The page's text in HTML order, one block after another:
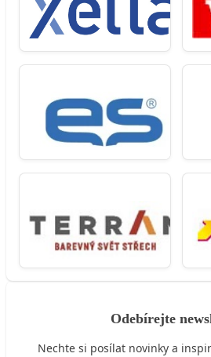
Odebírejte
Nechte si posílat novinky a